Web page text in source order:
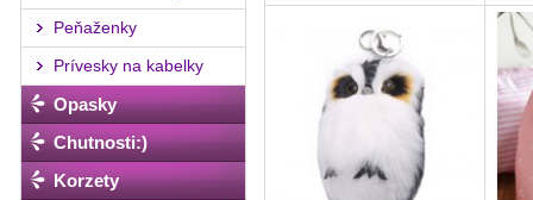
Peňaženky
Prívesky na kabelky
Opasky
Chutnosti:)
Korzety